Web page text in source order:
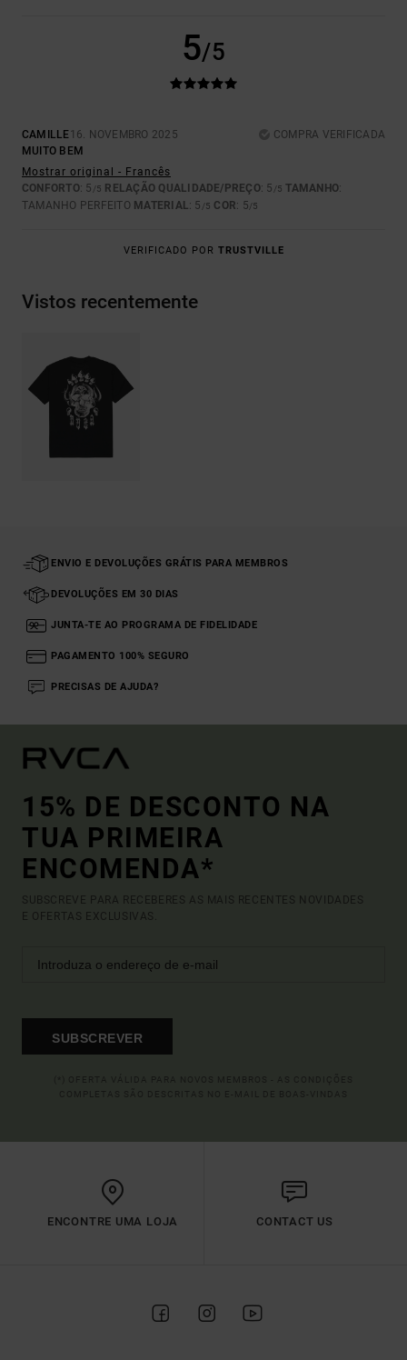
5/5
CAMILLE16. NOVEMBRO 2025
COMPRA VERIFICADA
MUITO BEM
Mostrar original - Francês
CONFORTO: 5 /5 RELAÇÃO QUALIDADE/PREÇO: 5 /5 TAMANHO:
TAMANHO PERFEITO MATERIAL: 5 /5 COR: 5/5
VERIFICADO POR TRUSTVILLE
Vistos recentemente
ENVIO E DEVOLUÇÕES GRÁTIS PARA MEMBROS
DEVOLUÇÕES EM 30 DIAS
JUNTA-TE AO PROGRAMA DE FIDELIDADE
PAGAMENTO 100% SEGURO
PRECISAS DE AJUDA?
15% DE DESCONTO NA
TUA PRIMEIRA
ENCOMENDA*
SUBSCREVE PARA RECEBERES AS MAIS RECENTES NOVIDADES
E OFERTAS EXCLUSIVAS.
SUBSCREVER
ENCONTRE UMA LOJA CONTACT US